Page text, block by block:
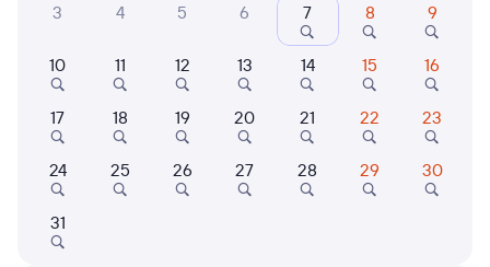
Когда
Кто едет
3 4 5 6 7 8 9
10 11 12 13 14 15 16
17 18 19 20 21 22 23
24 25 26 27 28 29 30
31